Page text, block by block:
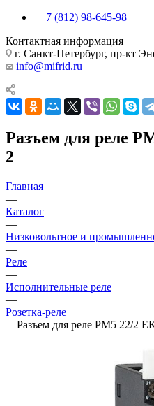
+7 (812) 98-645-98
Контактная информация
г. Санкт-Петербург, пр-кт
info@mifrid.ru
Разъем для реле
2
Главная
—
Каталог
—
Низковольтное и
—
Реле
—
Исполнительные реле
—
Розетка-реле
—Разъем для реле РM5 22/2